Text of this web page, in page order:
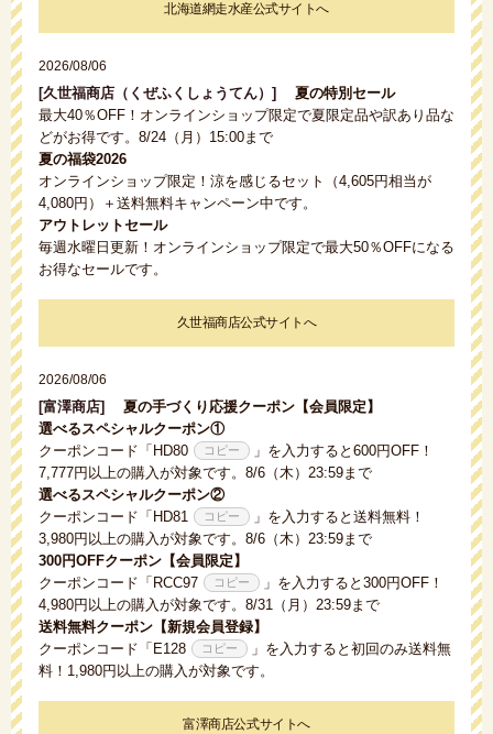
北海道網走水産公式サイトへ
2026/08/06
[久世福商店（くぜふくしょうてん）]
夏の特別セール
最大40％OFF！オンラインショップ限定で夏限定品や訳あり品な
どがお得です。8/24（月）15:00まで
夏の福袋2026
オンラインショップ限定！涼を感じるセット（4,605円相当が
4,080円）＋送料無料キャンペーン中です。
アウトレットセール
毎週水曜日更新！オンラインショップ限定で最大50％OFFになる
お得なセールです。
久世福商店公式サイトへ
2026/08/06
[富澤商店]
夏の手づくり応援クーポン【会員限定】
選べるスペシャルクーポン①
クーポンコード「 HD80
」を入力すると600円OFF！
7,777円以上の購入が対象です。8/6（木）23:59まで
選べるスペシャルクーポン②
クーポンコード「 HD81
」を入力すると送料無料！
3,980円以上の購入が対象です。8/6（木）23:59まで
300円OFFクーポン【会員限定】
クーポンコード「 RCC97
」を入力すると300円OFF！
4,980円以上の購入が対象です。8/31（月）23:59まで
送料無料クーポン【新規会員登録】
クーポンコード「 E128
」を入力すると初回のみ送料無
料！1,980円以上の購入が対象です。
富澤商店公式サイトへ